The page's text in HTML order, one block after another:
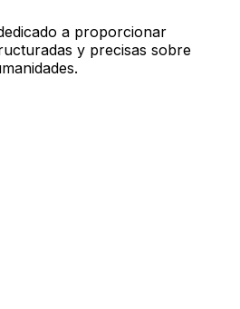
a proporcionar
y precisas sobre